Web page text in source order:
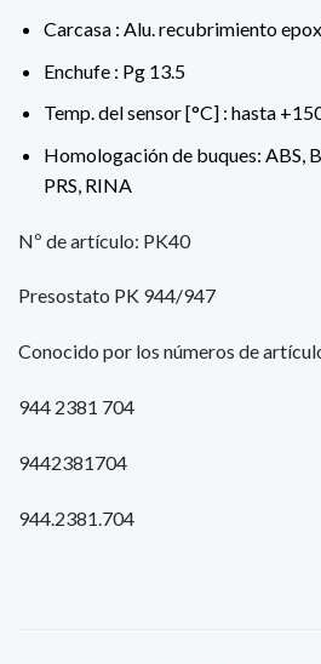
Carcasa : Alu. recubrimiento
Enchufe : Pg 13.5
Temp. del sensor [°C] : hasta
Homologación de buques: ABS,
PRS, RINA
Nº de artículo: PK40
Presostato PK 944/947
Conocido por los números de
944 2381 704
9442381704
944.2381.704